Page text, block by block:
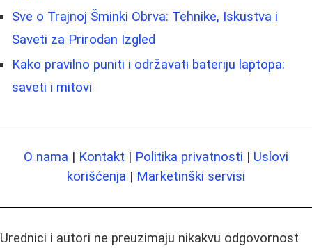
Sve o Trajnoj Šminki Obrva: Tehnike, Iskustva i
Saveti za Prirodan Izgled
Kako pravilno puniti i održavati bateriju laptopa:
saveti i mitovi
O nama | Kontakt | Politika privatnosti | Uslovi
korišćenja | Marketinški servisi
Urednici i autori ne preuzimaju nikakvu odgovornost